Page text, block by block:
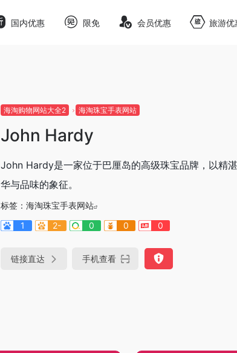
国内优惠 限免 会员优惠 旅游优
海淘购物网站大全2 海淘珠宝手表网站
John Hardy
John Hardy是一家位于巴厘岛的高级珠宝品牌，以精
华与品味的象征。
标签： 海淘珠宝手表网站
1
2- 0 0 0
链接直达 手机查看